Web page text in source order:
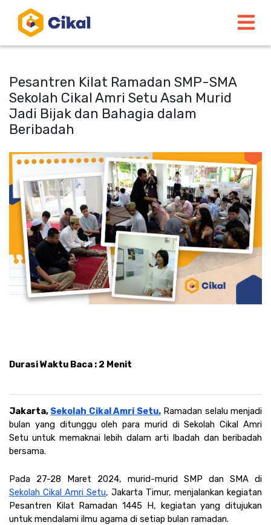
Pesantren Kilat Ramadan SMP-SMA
Sekolah Cikal Amri Setu Asah Murid
Jadi Bijak dan Bahagia dalam
Beribadah
Durasi Waktu Baca : 2 Menit
Jakarta, Sekolah Cikal Amri Setu. Ramadan selalu menjadi
bulan yang ditunggu oleh para murid di Sekolah Cikal Amri
Setu untuk memaknai lebih dalam arti Ibadah dan beribadah
bersama.
Sekolah Cikal Amri Setu, Jakarta Timur, menjalankan kegiatan
Pesantren Kilat Ramadan 1445 H, kegiatan yang ditujukan
untuk mendalami ilmu agama di setiap bulan ramadan.